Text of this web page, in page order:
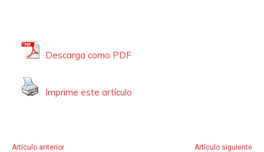
Descarga como PDF
Imprime este artículo
Artículo anterior Artículo siguiente